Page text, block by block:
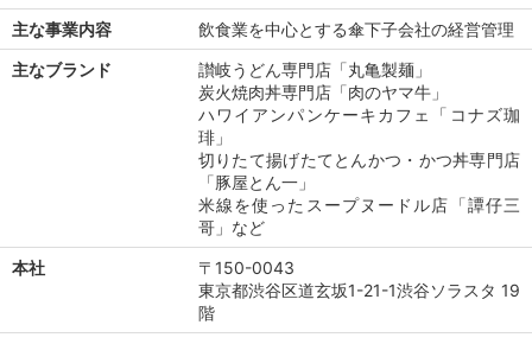
主な事業内容
飲食業を中心とする傘下子会社の経営管理
主なブランド
讃岐うどん専門店「丸亀製麺」
炭火焼肉丼専門店「肉のヤマ牛」
ハワイアンパンケーキカフェ「コナズ珈
琲」
切りたて揚げたてとんかつ・かつ丼専門店
「豚屋とん一」
米線を使ったスープヌードル店「譚仔三
哥」など
本社
〒150-0043
東京都渋谷区道玄坂1-21-1渋谷ソラスタ 19
階